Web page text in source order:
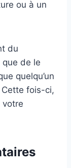
ou à un
du
de le
quelqu’un
Cette fois-ci,
votre